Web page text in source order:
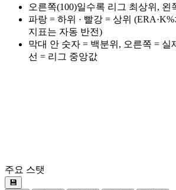
오른쪽(100)일수록 리그 최상위, 왼
파랑 = 하위 · 빨강 = 상위
지표는 자동 반전)
막대 안 숫자 = 백분위, 오른쪽 = 실
선 = 리그 중앙값
주요 스탯
💾